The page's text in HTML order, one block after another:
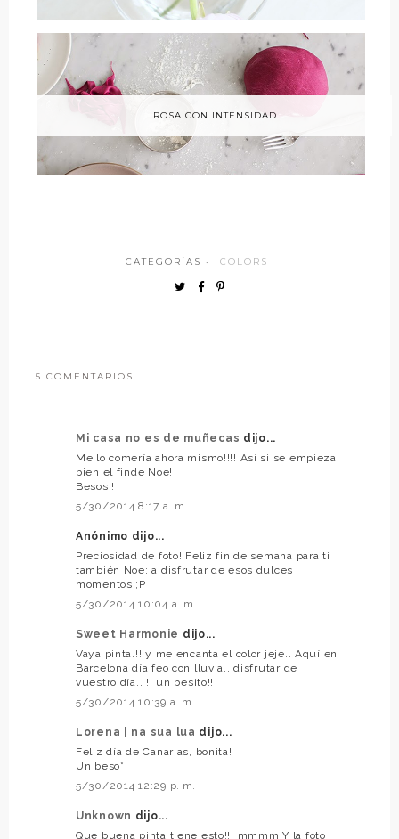
ROSA CON INTENSIDAD
CATEGORÍAS · COLORS
5 COMENTARIOS
Mi casa no es de muñecas dijo...
Me lo comería ahora mismo!!!! Así si se empieza
bien el finde Noe!
Besos!!
5/30/2014 8:17 a. m.
Anónimo dijo...
Preciosidad de foto! Feliz fin de semana para ti
también Noe; a disfrutar de esos dulces
momentos ;P
5/30/2014 10:04 a. m.
Sweet Harmonie dijo...
Vaya pinta.!! y me encanta el color jeje.. Aquí en
Barcelona día feo con lluvia.. disfrutar de
vuestro día.. !! un besito!!
5/30/2014 10:39 a. m.
Lorena | na sua lua dijo...
Feliz día de Canarias, bonita!
Un beso*
5/30/2014 12:29 p. m.
Unknown dijo...
Que buena pinta tiene esto!!! mmmm Y la foto